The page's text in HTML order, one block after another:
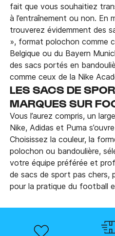
fait que vous souhaitiez
à l’entraînement ou non. En
trouverez évidemment des
», format polochon comme
Belgique ou du Bayern
des sacs portés en
comme ceux de la Nike
LES SACS DE
MARQUES SUR
Vous l’aurez compris, un
Nike, Adidas et Puma
Choisissez la couleur, la
polochon ou bandoulière,
votre équipe préférée et
de sacs de sport pas chers,
pour la pratique du football